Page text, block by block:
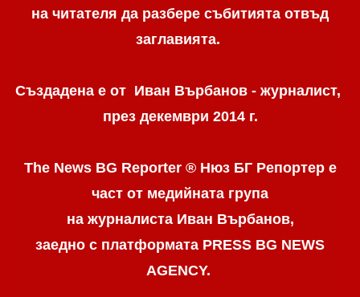
на читателя да разбере събитията отвъд
заглавията.
Създадена е от Иван Върбанов - журналист,
през декември 2014 г.
The News BG Reporter ® Нюз БГ Репортере
част от медийната група
на журналиста Иван Върбанов,
заедно с платформата PRESS BG NEWS
AGENCY.